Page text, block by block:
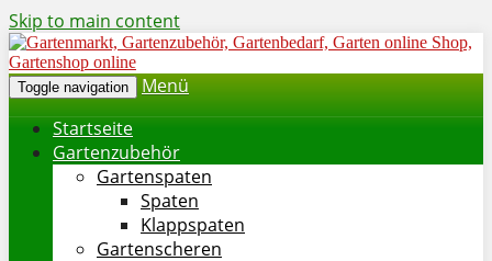
Skip to main content
Toggle navigation
Menü
Startseite
Gartenzubehör
Gartenspaten
Spaten
Klappspaten
Gartenscheren